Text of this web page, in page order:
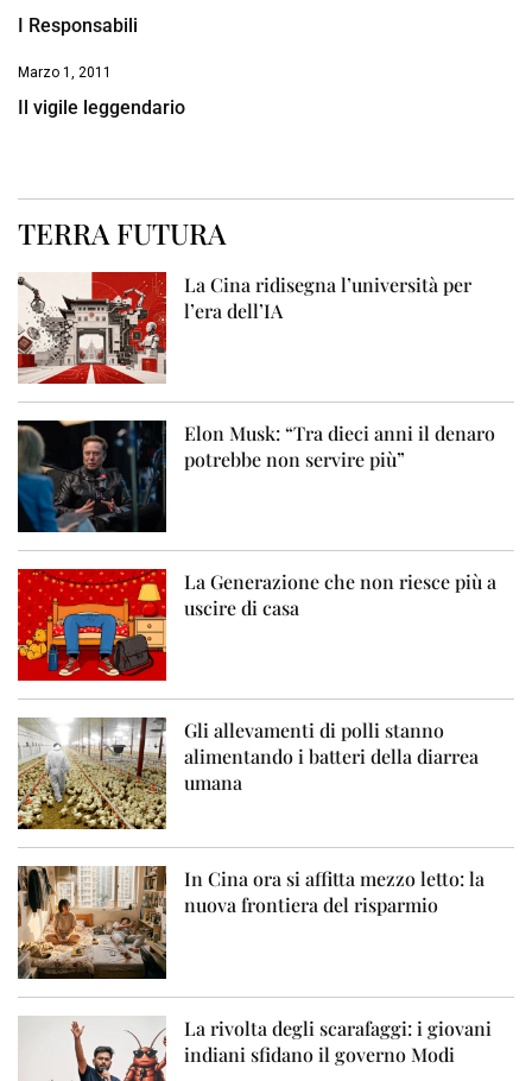
I Responsabili
Marzo 1, 2011
Il vigile leggendario
TERRA FUTURA
La Cina ridisegna l’università per
l’era dell’IA
Elon Musk: “Tra dieci anni il denaro
potrebbe non servire più”
La Generazione che non riesce più a
uscire di casa
Gli allevamenti di polli stanno
alimentando i batteri della diarrea
umana
In Cina ora si affitta mezzo letto: la
nuova frontiera del risparmio
La rivolta degli scarafaggi: i giovani
indiani sfidano il governo Modi